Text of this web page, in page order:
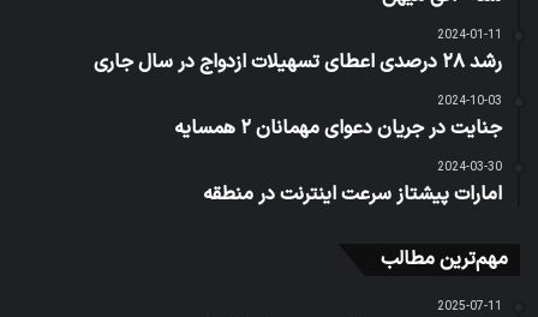
2024-01-11
رشد ۲۸ درصدی اعطای تسهیلات ازدواج در سال جاری
2024-10-03
جنایت در جریان دعوای مهمانان ۲ همسایه
2024-03-30
امارات پیشتاز سرعت اینترنت در منطقه
مهم‌ترین مطالب
2025-07-11